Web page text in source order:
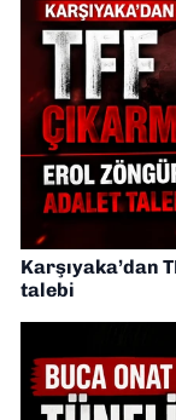
Karşıyaka’dan
talebi